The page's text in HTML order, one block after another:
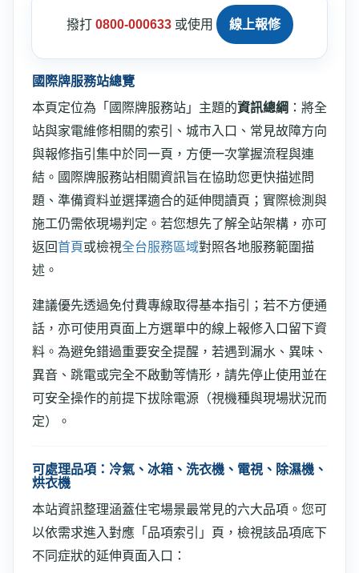
撥打 0800-000633或使用 線上報修
國際牌服務站總覽
本頁定位為「國際牌服務站」主題的資訊總綱 ：將全
站與家電維修相關的索引、城市入口、常見故障方向
與報修指引集中於同一頁，方便一次掌握流程與連
結。國際牌服務站相關資訊旨在協助您更快描述問
題、準備資料並選擇適合的延伸閱讀頁；實際檢測與
施工仍需依現場判定。若您想先了解全站架構，亦可
返回首頁或檢視全台服務區域對照各地服務範圍描
述。
建議優先透過免付費專線取得基本指引；若不方便通
話，亦可使用頁面上方選單中的線上報修入口留下資
料。為避免錯過重要安全提醒，若遇到漏水、異味、
異音、跳電或完全不啟動等情形，請先停止使用並在
可安全操作的前提下拔除電源（視機種與現場狀況而
定）。
可處理品項：冷氣、冰箱、洗衣機、電視、除濕機、
烘衣機
本站資訊整理涵蓋住宅場景最常見的六大品項。您可
以依需求進入對應「品項索引」頁，檢視該品項底下
不同症狀的延伸頁面入口：